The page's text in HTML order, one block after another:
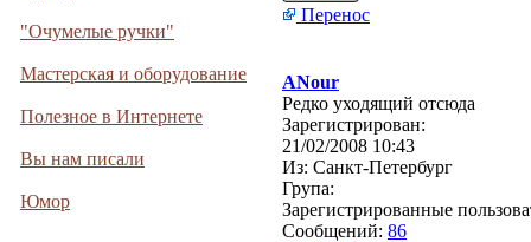
"Очумелые ручки"
Мастерская и оборудование
Полезное в Интернете
Вы нам писали
Юмор
Перенос
ANour
Редко уходящий отсюда
Зарегистрирован:
21/02/2008 10:43
Из: Санкт-Петербург
Група:
Зарегистрированные
Сообщений: 86